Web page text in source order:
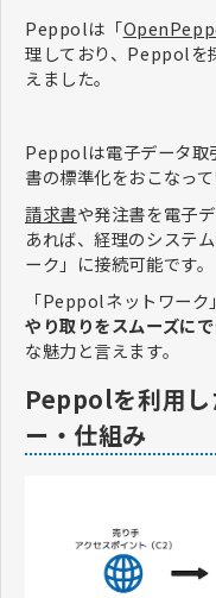
Peppolは「
理しており、Peppolを
えました。
Peppolは電子データ取
書の標準化をおこなって
請求書や発注書を電子
あれば、経理のシステ
ーク」に接続可能です。
「Peppolネットワー
やり取りをスムーズに
な魅力と言えます。
Peppolを利用し
ー・仕組み